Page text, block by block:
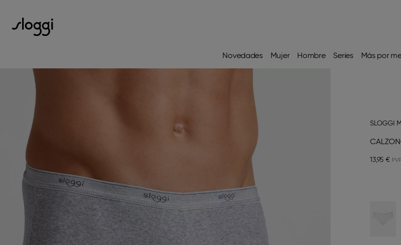
Novedades Mujer Hombre Series Más por
SLOGGI
13,95 €